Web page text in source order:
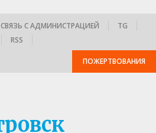
СВЯЗЬ С АДМИНИСТРАЦИЕЙ
TG
RSS
ПОЖЕРТВОВАНИЯ